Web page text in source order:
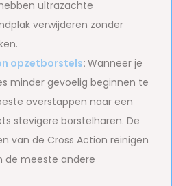
ultrazachte
verwijderen zonder
opzetborstels:Wanneer je
minder gevoelig beginnen te
overstappen naar een
stevigere borstelharen. De
van de Cross Action reinigen
de meeste andere